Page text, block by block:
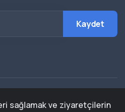
Politikaları Derneği ©
sağlamak ve ziyaretçilerin